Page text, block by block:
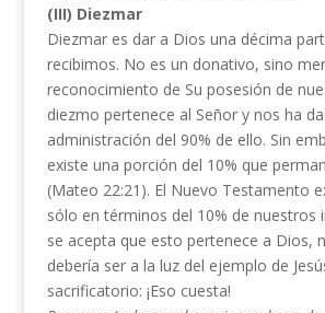
(III) Diezmar
Diezmar es dar a Dios una décima
recibimos. No es un donativo, sino
reconocimiento de Su posesión de
diezmo pertenece al Señor y nos ha
administración del 90% de ello. Sin
existe una porción del 10% que
(Mateo 22:21). El Nuevo Testamento
sólo en términos del 10% de nuestros
se acepta que esto pertenece a Dios,
debería ser a la luz del ejemplo de
sacrificatorio: ¡Eso cuesta!